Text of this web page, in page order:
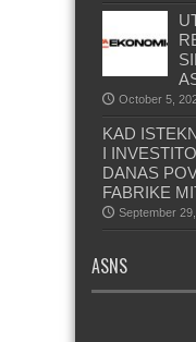
October 5,
KAD
I
DANAS
FABRIKE
September
ASNS